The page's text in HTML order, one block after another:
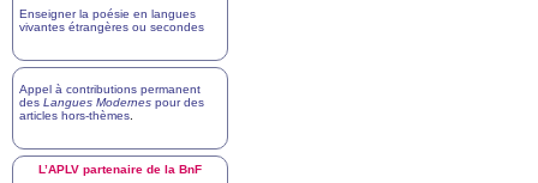
Enseigner la poésie en langues
vivantes étrangères ou secondes
Appel à contributions permanent
des Langues Modernes pour des
articles hors-thèmes
L’APLV partenaire de la BnF